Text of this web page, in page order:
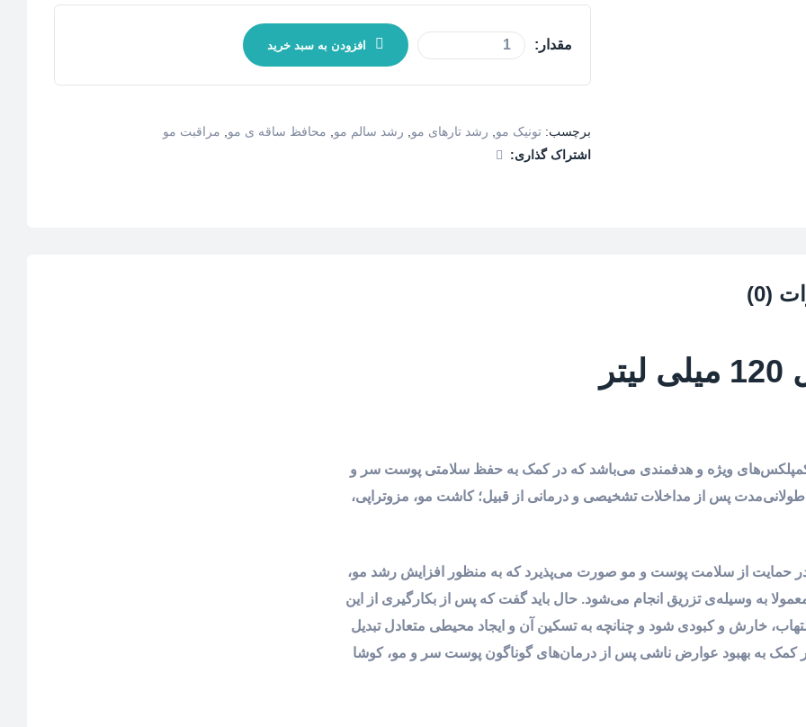
مقدار: افزودن به سبد خرید
برچسب: تونیک مو رشد تارهای مو رشد سالم مو محافظ ساقه ی مو
مراقبت مو
اشتراک گذاری:
(0)
و کمپلکس‌های ویژه و هدفمندی می‌باشد که در کمک به حفظ سلامتی پوست سر و
پس از مداخلات تشخیصی و درمانی از قبیل؛ کاشت مو، مزوتراپی،
در حمایت از سلامت پوست و مو صورت می‌پذیرد که به منظور افزایش‌ رشد مو،
به وسیله‌ی تزریق انجام می‌شود. حال باید گفت که پس از بکارگیری از این
خارش و کبودی شود و چنانچه به تسکین آن و ایجاد محیطی متعادل تبدیل
در کمک به بهبود عوارض ناشی‌ پس از درمان‌های گوناگون پوست سر و مو، کوشا